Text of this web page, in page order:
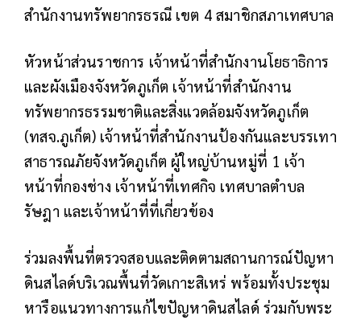
สำนักงานทรัพยากรธรณี เขต 4 สมาชิกสภาเทศบาล
หัวหน้าส่วนราชการ เจ้าหน้าที่สำนักงานโยธาธิการ
และผังเมืองจังหวัดภูเก็ต เจ้าหน้าที่สำนักงาน
ทรัพยากรธรรมชาติและสิ่งแวดล้อมจังหวัดภูเก็ต
(ทสจ.ภูเก็ต) เจ้าหน้าที่สำนักงานป้องกันและบรรเทา
สาธารณภัยจังหวัดภูเก็ต ผู้ใหญ่บ้านหมู่ที่ 1 เจ้า
หน้าที่กองช่าง เจ้าหน้าที่เทศกิจ เทศบาลตำบล
รัษฎา และเจ้าหน้าที่ที่เกี่ยวข้อง
ร่วมลงพื้นที่ตรวจสอบและติดตามสถานการณ์ปัญหา
ดินสไลด์บริเวณพื้นที่วัดเกาะสิเหร่ พร้อมทั้งประชุม
หารือแนวทางการแก้ไขปัญหาดินสไลด์ ร่วมกับพระ